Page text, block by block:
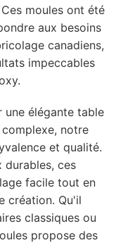
moules ont été
aux besoins
canadiens,
impeccables
une élégante table
notre
et qualité.
durables, ces
facile tout en
création. Qu'il
classiques ou
propose des